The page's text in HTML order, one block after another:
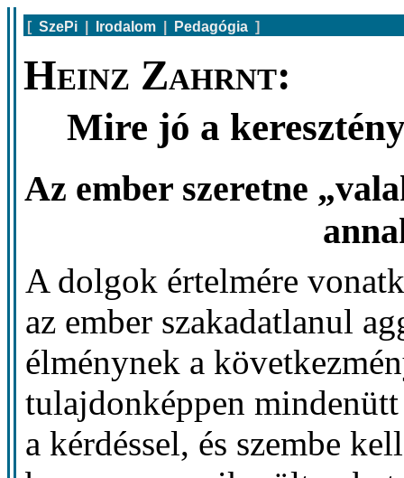
[ SzePi Irodalom Pedagógia ]
Heinz Zahrnt:
Mire jó a
Az ember szeretne
A dolgok értelmére
az ember szakadatlanul
élménynek a
tulajdonképpen
a kérdéssel, és szembe